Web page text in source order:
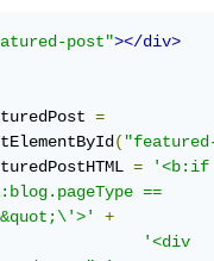
post"></div>
=
(
=
'<b:if
==
+
'<div